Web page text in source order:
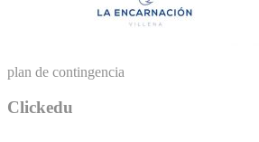
plan de contingencia
Clickedu